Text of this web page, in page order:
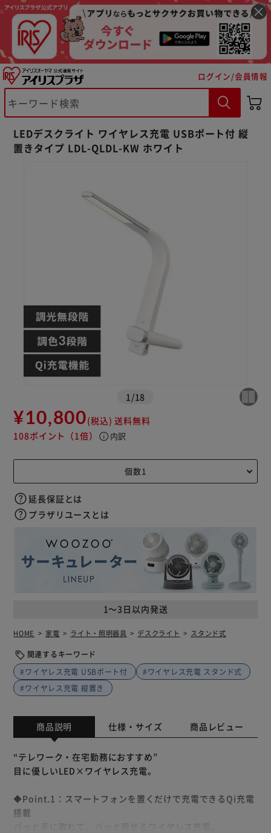
ログイン/会員情報
LEDデスクライト ワイヤレス充電 USBポート付 縦
置きタイプ LDL-QLDL-KW ホワイト
1 /18
¥10,800(税込) 送料無料
108ポイント （1倍） info 内訳
1～3日以内発送
延長保証とは
プラザリユースとは
HOME 家電 ライト・照明器具 デスクライト スタンド式
関連するキーワード
#ワイヤレス充電 USBポート付
#ワイヤレス充電 スタンド式
#ワイヤレス充電 縦置き
商品説明 仕様・サイズ 商品レビュー
“テレワーク・在宅勤務におすすめ”
目に優しいLED×ワイヤレス充電。
◆Point.1：スマートフォンを置くだけで充電できるQi充電
搭載
カートに入れる